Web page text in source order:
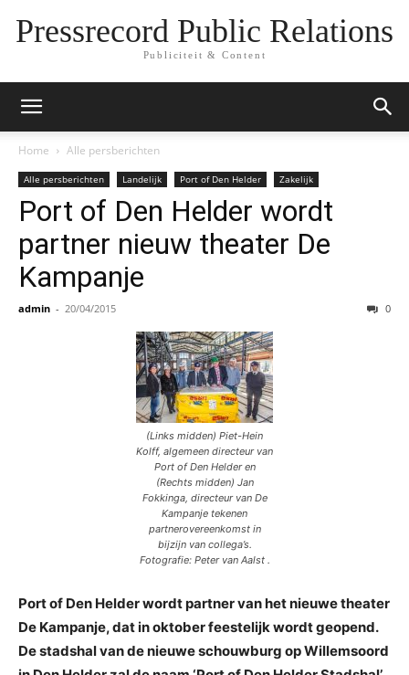
Pressrecord Public Relations
Publiciteit & Content
Home Alle persberichten
Alle persberichten Landelijk Port of Den Helder Zakelijk
Port of Den Helder wordt
partner nieuw theater De
Kampanje
admin - 20/04/2015 0
(Links midden) Piet-Hein
Kolff, algemeen directeur van
Port of Den Helder en
(Rechts midden) Jan
Fokkinga, directeur van De
Kampanje tekenen
partnerovereenkomst in
bijzijn van collega’s.
Fotografie: Peter van Aalst .
Port of Den Helder wordt partner van het nieuwe theater
De Kampanje, dat in oktober feestelijk wordt geopend.
De stadshal van de nieuwe schouwburg op Willemsoord